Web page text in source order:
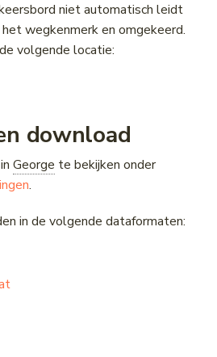
niet automatisch leidt
wegkenmerk en omgekeerd.
volgende locatie:
download
George te bekijken onder
.
in de volgende dataformaten: